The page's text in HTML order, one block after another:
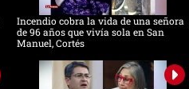
Incendio cobra la vida de una señora
de 96 años que vivía sola en San
Manuel, Cortés